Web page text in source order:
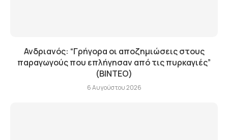
Ανδριανός: “Γρήγορα οι αποζημιώσεις στους
παραγωγούς που επλήγησαν από τις πυρκαγιές”
(BINTEO)
6 Αυγούστου 2026